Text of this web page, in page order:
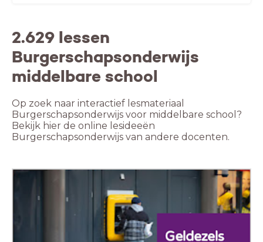
2.629 lessen
Burgerschapsonderwijs
middelbare school
Op zoek naar interactief lesmateriaal
Burgerschapsonderwijs voor middelbare school?
Bekijk hier de online lesideeën
Burgerschapsonderwijs van andere docenten.